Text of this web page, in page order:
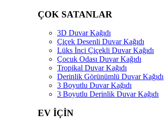
ÇOK SATANLAR
3D Duvar Kağıdı
Çiçek Desenli Duvar Kağıdı
Lüks İnci Çiçekli Duvar Kağıdı
Çocuk Odası Duvar Kağıdı
Tropikal Duvar Kağıdı
Derinlik Görünümlü Duvar Kağıdı
3 Boyutlu Duvar Kağıdı
3 Boyutlu Derinlik Duvar Kağıdı
EV İÇİN